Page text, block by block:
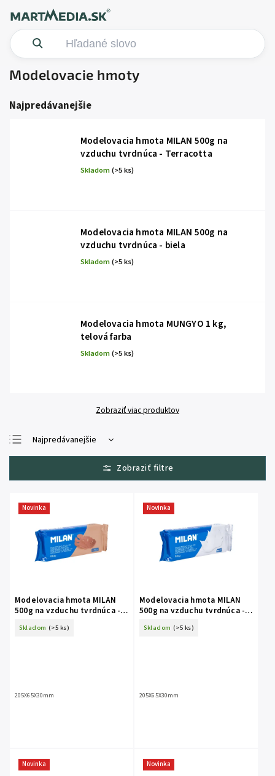
Modelovacie hmoty
Najpredávanejšie
Modelovacia hmota MILAN 500g na
vzduchu tvrdnúca - Terracotta
Skladom(>5 ks)
Modelovacia hmota MILAN 500g na
vzduchu tvrdnúca - biela
Skladom(>5 ks)
Modelovacia hmota MUNGYO 1 kg,
telová farba
Skladom(>5 ks)
Zobraziť viac produktov
Najpredávanejšie
Najlacnejšie
Najdrahšie
Novinka
Modelovacia hmota MILAN
500g na vzduchu tvrdnúca -
Skladom (>5 ks)
205X65X30mm
Novinka
Modelovacia hmota MILAN
500g na vzduchu tvrdnúca -
Skladom (>5 ks)
205X65X30mm
Novinka Novinka